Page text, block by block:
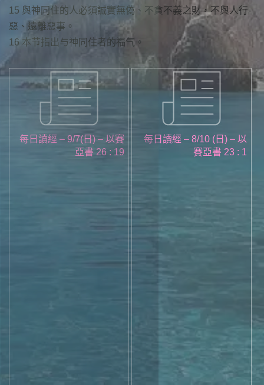
15 與神同住的人必須誠實無偽、不貪不義之財，不與人行
惡、遠離惡事。
16 本节指出与神同住者的福气。
每日讀經 – 9/7(日) – 以賽
亞書 26 : 19
每日讀經 – 8/10 (日) – 以
賽亞書 23 : 1